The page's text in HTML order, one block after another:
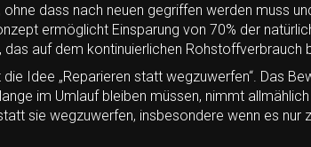
dass nach neuen gegriffen werden muss
ermöglicht Einsparung von 70% der
auf dem kontinuierlichen Rohstoffverbrauch
Idee „Reparieren statt wegzuwerfen“. Das
im Umlauf bleiben müssen, nimmt
sie wegzuwerfen, insbesondere wenn es nur